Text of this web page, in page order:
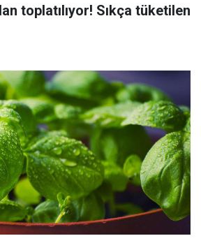
toplatılıyor! Sıkça tüketilen